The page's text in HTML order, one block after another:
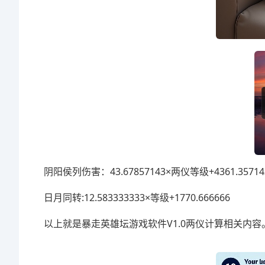
阴阳侯列伤害：43.67857143×两仪等级
日月同转:12.583333333×等级+1770.666666
以上就是暴走英雄坛游戏软件V1.0两仪计算相关内容